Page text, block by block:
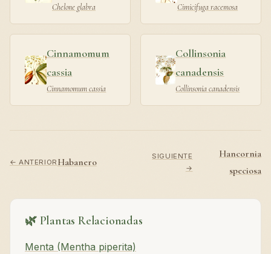
Chelone glabra Cimicifuga racemosa
Cinnamomum
cassia
Cinnamomum cassia
Collinsonia
canadensis
Collinsonia canadensis
← ANTERIORHabanero
SIGUIENTE
→
Hancornia
speciosa
🌿 Plantas Relacionadas
Menta (Mentha piperita)